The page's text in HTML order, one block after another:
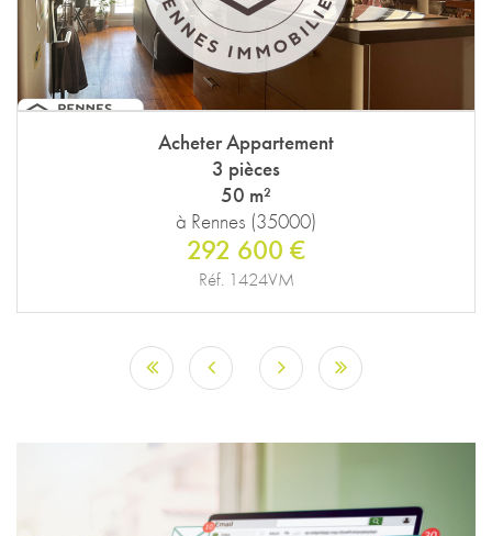
Acheter Appartement
3 pièces
50 m²
à Rennes (35000)
292 600 €
Réf. 1424VM